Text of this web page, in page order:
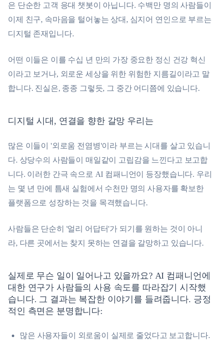
은 단순한 고객 응대 챗봇이 아닙니다. 수백만 명의 사람들이
이제 친구, 속마음을 털어놓는 상대, 심지어 연인으로 부르는
디지털 존재입니다.
어떤 이들은 이를 수십 년 만의 가장 중요한 정신 건강 혁신
이라고 보거나, 외로운 세상을 위한 위험한 지름길이라고 말
합니다. 진실은, 종종 그렇듯, 그 중간 어디쯤에 있습니다.
디지털 시대, 연결을 향한 갈망 우리는
많은 이들이 '외로움 전염병'이라 부르는 시대를 살고 있습니
다. 상당수의 사람들이 매일같이 고립감을 느낀다고 보고합
니다. 이러한 간극 속으로 AI 컴패니언이 등장했습니다. 우리
는 몇 년 만에 틈새 실험에서 수천만 명의 사용자를 확보한
플랫폼으로 성장하는 것을 목격했습니다.
사람들은 단순히 '얼리 어답터'가 되기를 원하는 것이 아니
라, 다른 곳에서는 찾지 못하는 연결을 갈망하고 있습니다.
실제로 무슨 일이 일어나고 있을까요? AI 컴패니언에
대한 연구가 사람들의 사용 속도를 따라잡기 시작했
습니다. 그 결과는 복잡한 이야기를 들려줍니다. 긍정
적인 측면은 분명합니다:
많은 사용자들이 외로움이 실제로 줄었다고 보고합니다.